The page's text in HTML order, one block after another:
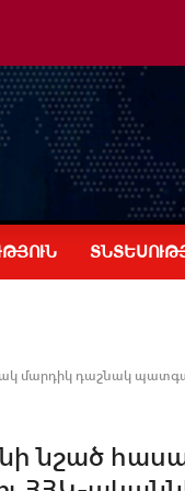
մարդիկ դաշնակ
նշած